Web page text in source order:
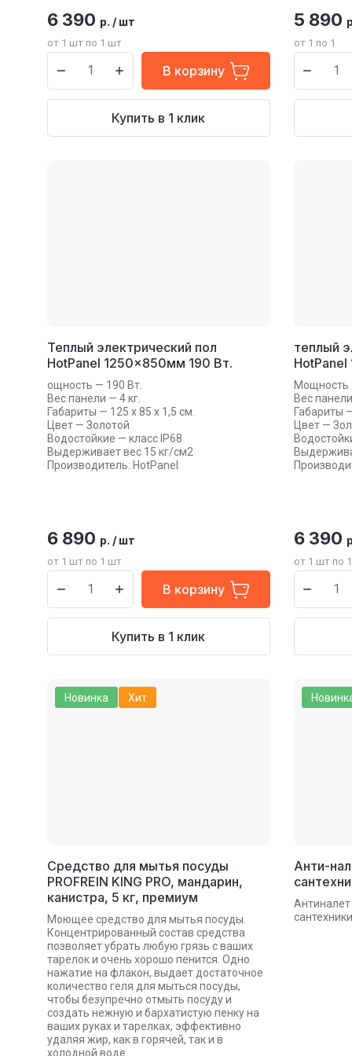
6 390 р. / шт
от 1 шт по 1 шт
В корзину
Купить в 1 клик
5 890
от 1 по 1
Теплый электрический пол
HotPanel 1250×850мм 190 Вт.
ощность — 190 Вт.
Вес панели — 4 кг.
Габариты — 125 х 85 х 1,5 см.
Цвет — Золотой
Водостойкие — класс IP68
Выдерживает вес 15 кг/см2
Производитель: HotPanel
6 890 р. / шт
от 1 шт по 1 шт
В корзину
Купить в 1 клик
теплый
Мощность
Вес
Габариты
Цвет —
6 390
от 1 шт по
Новинка Хит
Средство для мытья посуды
PROFREIN KING PRO, мандарин,
канистра, 5 кг, премиум
Моющее средство для мытья посуды.
Концентрированный состав средства
позволяет убрать любую грязь с ваших
тарелок и очень хорошо пенится. Одно
нажатие на флакон, выдает достаточное
количество геля для мыться посуды,
чтобы безупречно отмыть посуду и
создать нежную и бархатистую пенку на
ваших руках и тарелках, эффективно
удаляя жир, как в горячей, так и в
холодной воде.
Анти-
Антиналет